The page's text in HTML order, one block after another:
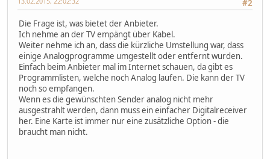
#2
Die Frage ist, was bietet der Anbieter.
Ich nehme an der TV empängt über Kabel.
Weiter nehme ich an, dass die kürzliche Umstellung war, dass
einige Analogprogramme umgestellt oder entfernt wurden.
Einfach beim Anbieter mal im Internet schauen, da gibt es
Programmlisten, welche noch Analog laufen. Die kann der TV
noch so empfangen.
Wenn es die gewünschten Sender analog nicht mehr
ausgestrahlt werden, dann muss ein einfacher Digitalreceiver
her. Eine Karte ist immer nur eine zusätzliche Option - die
braucht man nicht.